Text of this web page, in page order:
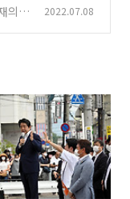
의
2022.07.08